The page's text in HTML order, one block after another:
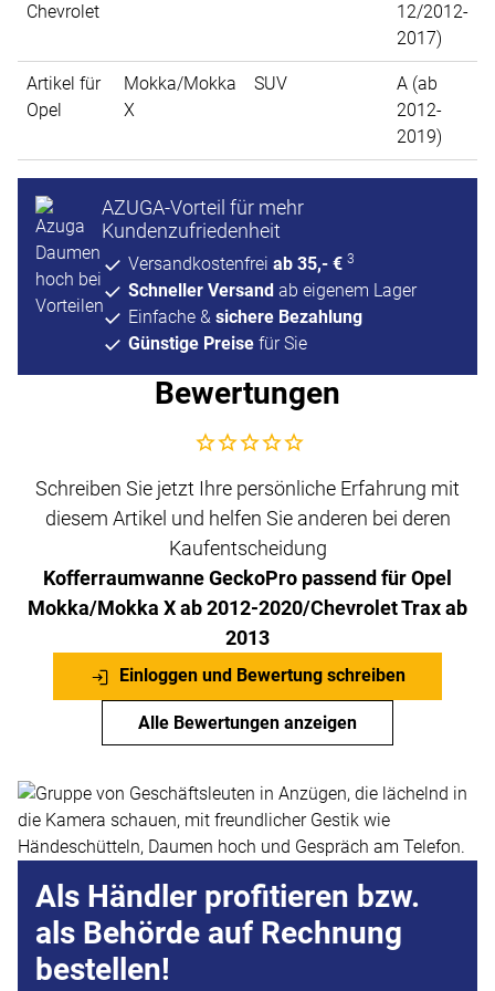
Chevrolet
12/2012-
2017)
Artikel für
Opel
Mokka/Mokka
X
SUV
A (ab
2012-
2019)
AZUGA-Vorteil für mehr
Kundenzufriedenheit
Versandkostenfrei ab 35,- € 3
Schneller Versand ab eigenem Lager
Einfache & sichere Bezahlung
Günstige Preise für Sie
Bewertungen
Noch keine Bewertungen abgegeben
Schreiben Sie jetzt Ihre persönliche Erfahrung mit
diesem Artikel und helfen Sie anderen bei deren
Kaufentscheidung
Kofferraumwanne GeckoPro passend für Opel
Mokka/Mokka X ab 2012-2020/Chevrolet Trax ab
2013
Einloggen und Bewertung schreiben
Alle Bewertungen anzeigen
Als Händler profitieren bzw.
als Behörde auf Rechnung
bestellen!